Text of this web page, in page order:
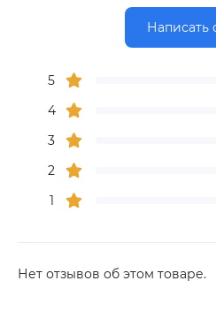
Написать
5
4
3
2
1
Нет отзывов об этом товаре.